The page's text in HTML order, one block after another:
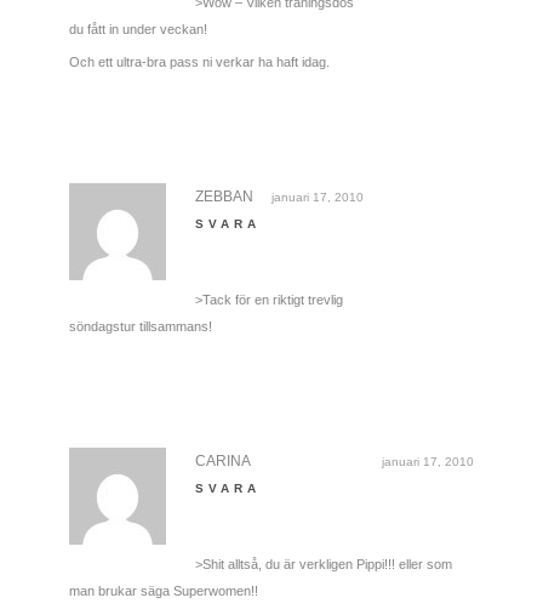
du fått in under veckan!
Och ett ultra-bra pass ni verkar ha haft idag.
januari 17, 2010
ZEBBAN
SVARA
>Tack för en riktigt trevlig
söndagstur tillsammans!
januari 17, 2010
CARINA
SVARA
>Shit alltså, du är verkligen Pippi!!! eller som
man brukar säga Superwomen!!